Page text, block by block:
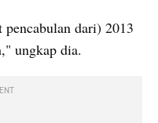
dari) 2013
ungkap dia.